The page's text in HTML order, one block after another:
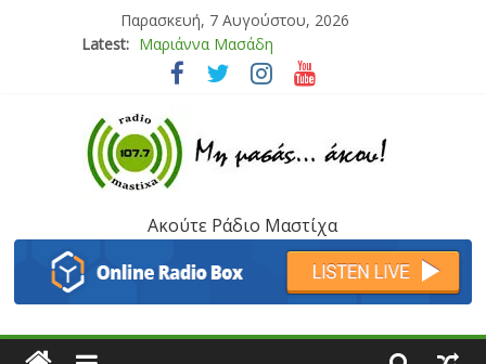
Παρασκευή, 7 Αυγούστου, 2026
Latest: Μαριάννα Μασάδη
Τάνια Μπρεάζου
Μάνος Τρυπιάς & Γιώργος Στρατάκης
Ιορδάνης Αγαπητός
Ακούτε Ράδιο Μαστίχα